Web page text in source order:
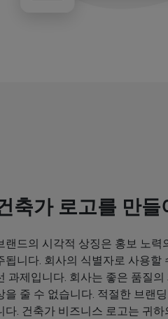
축가 로고를 만
랜드의 시각적 상징은 홍보 노
됩니다. 회사의 식별자로 사용
과제입니다. 회사는 좋은 품질
을 줄 수 없습니다. 적절한 브랜
다. 건축가 비즈니스 로고는 귀